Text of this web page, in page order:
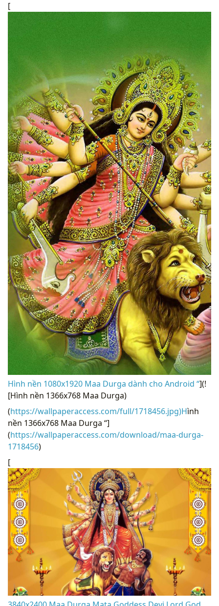
[
Hình nền 1080x1920 Maa Durga dành cho Android “](!
[Hình nền 1366x768 Maa Durga)
(https://wallpaperaccess.com/full/1718456.jpg)Hình
nền 1366x768 Maa Durga “]
(https://wallpaperaccess.com/download/maa-durga-
1718456)
[